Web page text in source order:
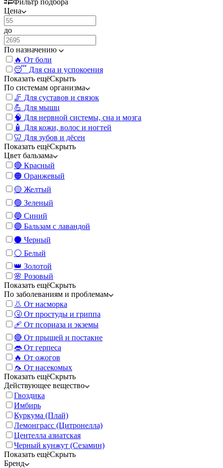
Цена
до
По назначению
🔥 От боли
😴 Для сна и успокоения
Показать ещёСкрыть
По системам организма
🦵 Для суставов и связок
💪 Для мышц
🧠 Для нервной системы, сна и мозга
🧴 Для кожи, волос и ногтей
🦷 Для зубов и дёсен
Показать ещёСкрыть
Цвет бальзама
🔴 Красный
🟠 Оранжевый
🟡 Желтый
🟢 Зеленый
🔵 Синий
🟣 Бальзам с лавандой
⚫️ Черный
⚪️ Белый
👑 Золотой
🌸 Розовый
Показать ещёСкрыть
По заболеваниям и проблемам
👃 От насморка
🤧 От простуды и гриппа
🩹 От псориаза и экземы
🔴 От прыщей и постакне
👄 От герпеса
🔥 От ожогов
🦟 От насекомых
Показать ещёСкрыть
Действующее вещество
Гвоздика
Имбирь
Куркума (Плай)
Лемонграсс (Цитронелла)
Центелла азиатская
Черный кунжут (Сезамин)
Показать ещёСкрыть
Бренд